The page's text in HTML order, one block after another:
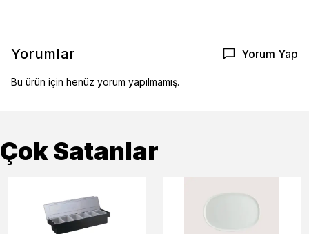
Yorumlar Yorum Yap
Bu ürün için henüz yorum yapılmamış.
Çok Satanlar